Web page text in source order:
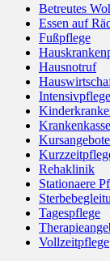
Betreutes
Essen auf
Fußpflege
Hausnotruf
Intensivpflege
Rehaklinik
Stationaere
Tagespflege
Vollzeitpflege